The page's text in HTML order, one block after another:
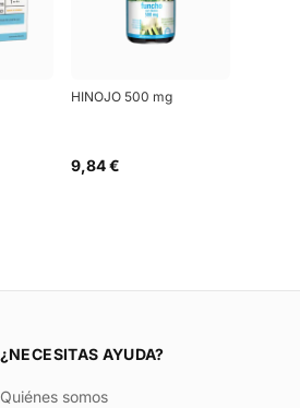
HINOJO 500 mg
9,84 €
¿NECESITAS AYUDA?
Quiénes somos